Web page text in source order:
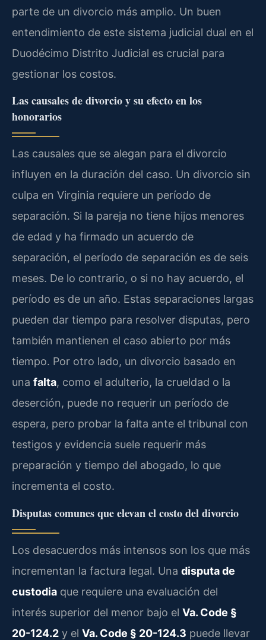
parte de un divorcio más amplio. Un buen
entendimiento de este sistema judicial dual en el
Duodécimo Distrito Judicial es crucial para
gestionar los costos.
Las causales de divorcio y su efecto en los
honorarios
Las causales que se alegan para el divorcio
influyen en la duración del caso. Un divorcio sin
culpa en Virginia requiere un período de
separación. Si la pareja no tiene hijos menores
de edad y ha firmado un acuerdo de
separación, el período de separación es de seis
meses. De lo contrario, o si no hay acuerdo, el
período es de un año. Estas separaciones largas
pueden dar tiempo para resolver disputas, pero
también mantienen el caso abierto por más
tiempo. Por otro lado, un divorcio basado en
una falta, como el adulterio, la crueldad o la
deserción, puede no requerir un período de
espera, pero probar la falta ante el tribunal con
testigos y evidencia suele requerir más
preparación y tiempo del abogado, lo que
incrementa el costo.
Disputas comunes que elevan el costo del divorcio
Los desacuerdos más intensos son los que más
incrementan la factura legal. Una disputa de
custodia que requiere una evaluación del
interés superior del menor bajo el Va. Code §
20-124.2 y el Va. Code § 20-124.3 puede llevar